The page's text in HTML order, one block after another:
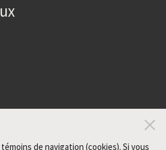
de navigation (cookies). Si vous